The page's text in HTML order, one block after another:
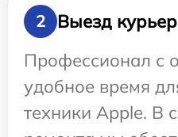
2
Выезд
Профессионал с
удобное время
техники Apple. В